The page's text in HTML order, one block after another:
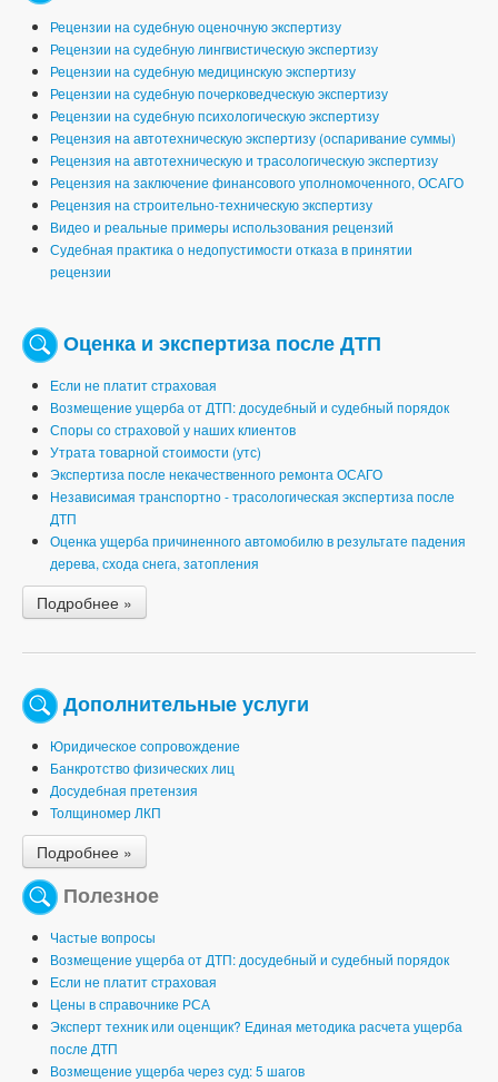
Рецензии на судебную оценочную экспертизу
Рецензии на судебную лингвистическую экспертизу
Рецензии на судебную медицинскую экспертизу
Рецензии на судебную почерковедческую экспертизу
Рецензии на судебную психологическую экспертизу
Рецензия на автотехническую экспертизу (оспаривание суммы)
Рецензия на автотехническую и трасологическую экспертизу
Рецензия на заключение финансового уполномоченного, ОСАГО
Рецензия на строительно-техническую экспертизу
Видео и реальные примеры использования рецензий
Судебная практика о недопустимости отказа в принятии
рецензии
Оценка и экспертиза после ДТП
Если не платит страховая
Возмещение ущерба от ДТП: досудебный и судебный порядок
Споры со страховой у наших клиентов
Утрата товарной стоимости (утс)
Экспертиза после некачественного ремонта ОСАГО
Независимая транспортно - трасологическая экспертиза после
ДТП
Оценка ущерба причиненного автомобилю в результате падения
дерева, схода снега, затопления
Подробнее »
Дополнительные услуги
Юридическое сопровождение
Банкротство физических лиц
Досудебная претензия
Толщиномер ЛКП
Подробнее »
Полезное
Частые вопросы
Возмещение ущерба от ДТП: досудебный и судебный порядок
Если не платит страховая
Цены в справочнике РСА
Эксперт техник или оценщик? Единая методика расчета ущерба
после ДТП
Возмещение ущерба через суд: 5 шагов